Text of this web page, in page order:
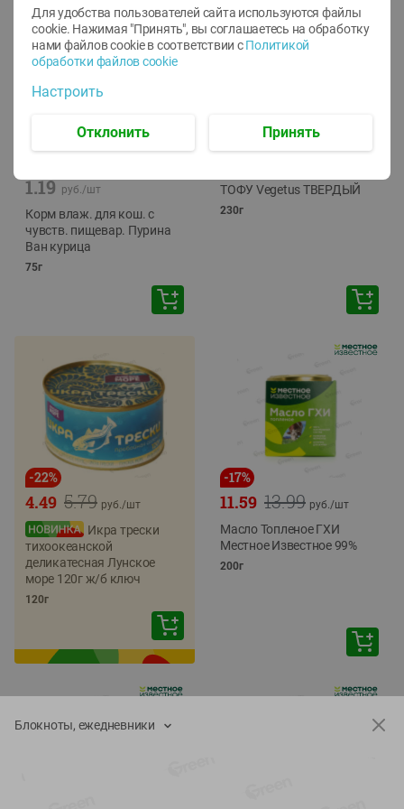
1.19 руб./шт
Корм влаж. для кош. с
чувств. пищевар. Пурина
Ван курица
75г
ТОФУ Vegetus ТВЕРДЫЙ
230г
-22%
5.79
4.49 руб./шт
Икра трески
тихоокеанской
деликатесная Лунское
море 120г ж/б ключ
120г
-17%
13.99
11.59 руб./шт
Масло Топленое ГХИ
Местное Известное 99%
200г
Блокноты, ежедневники
Для удобства пользователей сайта используются файлы
cookie. Нажимая "Принять", вы соглашаетесь на обработку
нами файлов cookie в соответствии с Политикой
обработки файлов cookie
Настроить
Отклонить Принять